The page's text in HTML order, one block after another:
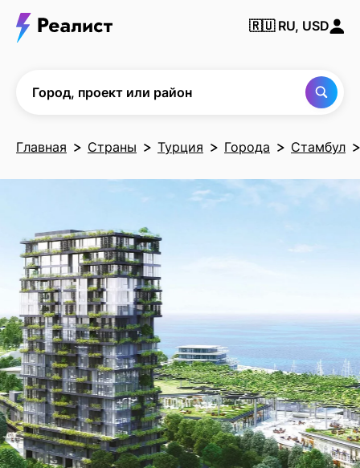
🇷🇺 RU, USD
Город, проект или район
Главная Страны Турция Города Стамбул